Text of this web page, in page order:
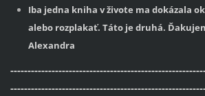
Iba jedna kniha v živote ma dokázala
alebo rozplakať. Táto je druhá.
Alexandra